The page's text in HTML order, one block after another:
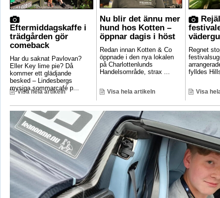
Eftermiddagskaffe i
trädgården gör
comeback
Har du saknat Pavlovan?
Eller Key lime pie? Då
kommer ett glädjande
besked – Lindesbergs
mysiga sommarcafé p...
Visa hela artikeln
Nu blir det ännu mer
hund hos Kotten –
öppnar dagis i höst
Redan innan Kotten & Co
öppnade i den nya lokalen
på Charlottenlunds
Handelsområde, strax ...
Visa hela artikeln
Regnet
fylldes
Visa